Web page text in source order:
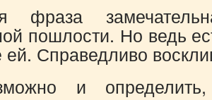
фраза
пошлости. Но ведь
ей. Спра­ведливо
и